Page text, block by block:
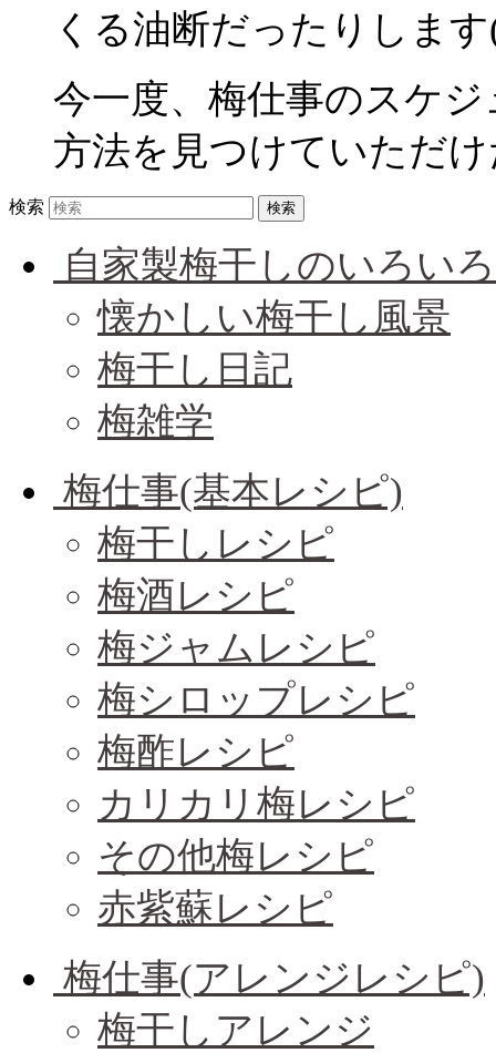
くる油断だったりしま
今一度、梅仕事のスケ
方法を見つけていただ
検索
自家製梅干しのいろいろ
懐かしい梅干し風景
梅干し日記
梅雑学
梅仕事(基本レシピ)
梅干しレシピ
梅酒レシピ
梅ジャムレシピ
梅シロップレシピ
梅酢レシピ
カリカリ梅レシピ
その他梅レシピ
赤紫蘇レシピ
梅仕事(アレンジレシピ)
梅干しアレンジ